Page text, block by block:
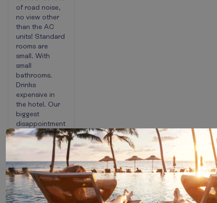
of road noise,
no view other
than the AC
units! Standard
rooms are
small. With
small
bathrooms.
Drinks
expensive in
the hotel. Our
biggest
disappointment
was Dassia.
The ‘resort’ is
the main road.
Yes, there are a
few good
restaurants and
a couple of
bars. It seems